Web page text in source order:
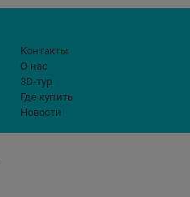
Контакты
О нас
3D-тур
Где купить
Новости